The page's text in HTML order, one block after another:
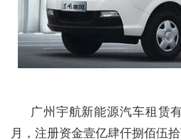
广州宇航新能源汽车租赁
月，注册资金壹亿肆仠捌佰伍